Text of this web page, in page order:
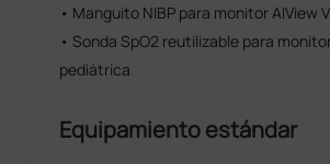
• Manguito NIBP para monitor AIView
• Sonda SpO2 reutilizable para
pediátrica
Equipamiento estándar